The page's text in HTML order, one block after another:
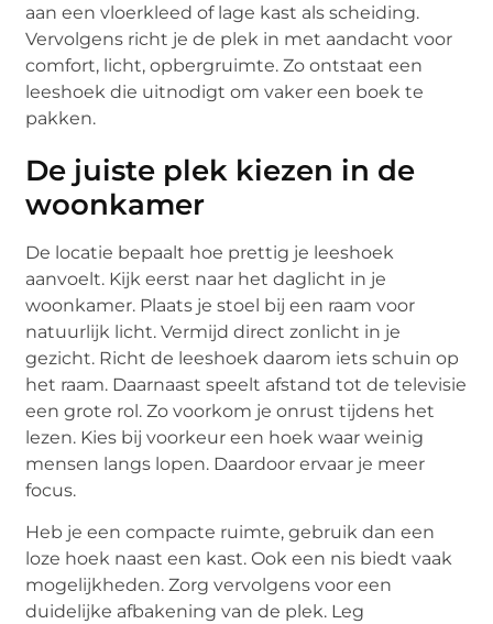
aan een vloerkleed of lage kast als scheiding.
Vervolgens richt je de plek in met aandacht voor
comfort, licht, opbergruimte. Zo ontstaat een
leeshoek die uitnodigt om vaker een boek te
pakken.
De juiste plek kiezen in de
woonkamer
De locatie bepaalt hoe prettig je leeshoek
aanvoelt. Kijk eerst naar het daglicht in je
woonkamer. Plaats je stoel bij een raam voor
natuurlijk licht. Vermijd direct zonlicht in je
gezicht. Richt de leeshoek daarom iets schuin op
het raam. Daarnaast speelt afstand tot de televisie
een grote rol. Zo voorkom je onrust tijdens het
lezen. Kies bij voorkeur een hoek waar weinig
mensen langs lopen. Daardoor ervaar je meer
focus.
Heb je een compacte ruimte, gebruik dan een
loze hoek naast een kast. Ook een nis biedt vaak
mogelijkheden. Zorg vervolgens voor een
duidelijke afbakening van de plek. Leg